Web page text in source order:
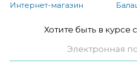
Интернет-магазин
Хотите быть в курсе